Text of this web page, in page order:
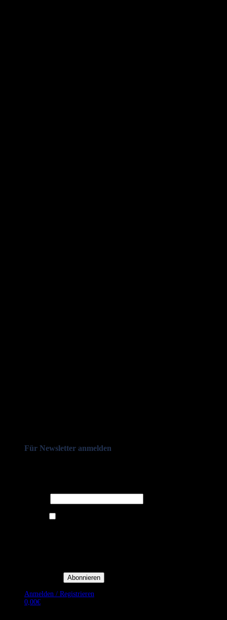
Für Newsletter anmelden
Anmelden / Registrieren
0,00€